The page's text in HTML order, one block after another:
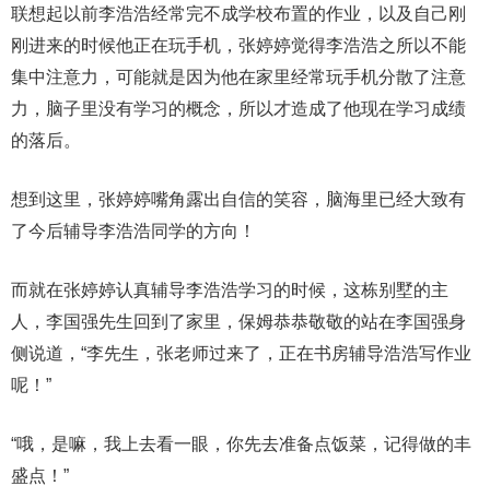
联想起以前李浩浩经常完不成学校布置的作业，以及自己刚
刚进来的时候他正在玩手机，张婷婷觉得李浩浩之所以不能
集中注意力，可能就是因为他在家里经常玩手机分散了注意
力，脑子里没有学习的概念，所以才造成了他现在学习成绩
的落后。
想到这里，张婷婷嘴角露出自信的笑容，脑海里已经大致有
了今后辅导李浩浩同学的方向！
而就在张婷婷认真辅导李浩浩学习的时候，这栋别墅的主
人，李国强先生回到了家里，保姆恭恭敬敬的站在李国强身
侧说道，“李先生，张老师过来了，正在书房辅导浩浩写作业
呢！”
“哦，是嘛，我上去看一眼，你先去准备点饭菜，记得做的丰
盛点！”